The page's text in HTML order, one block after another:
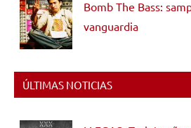
Bomb The Bass:
vanguardia
ÚLTIMAS NOTICIAS